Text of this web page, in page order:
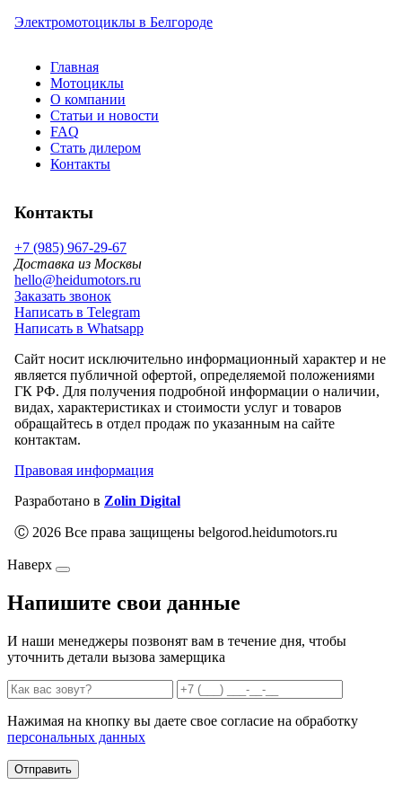
Электромотоциклы в Белгороде
Главная
Мотоциклы
О компании
Статьи и новости
FAQ
Стать дилером
Контакты
Контакты
+7 (985) 967-29-67
Доставка из Москвы
hello@heidumotors.ru
Заказать звонок
Написать в Telegram
Написать в Whatsapp
Сайт носит исключительно информационный характер и не
является публичной офертой, определяемой положениями
ГК РФ. Для получения подробной информации о наличии,
видах, характеристиках и стоимости услуг и товаров
обращайтесь в отдел продаж по указанным на сайте
контактам.
Правовая информация
Разработано в Zolin Digital
Ⓒ 2026 Все права защищены belgorod.heidumotors.ru
Наверх
Напишите свои данные
И наши менеджеры позвонят вам в течение дня, чтобы
уточнить детали вызова замерщика
Нажимая на кнопку вы даете свое согласие на обработку
персональных данных
Отправить